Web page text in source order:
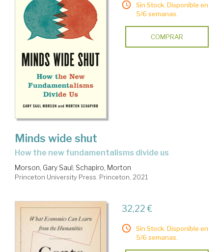
Sin Stock. Disponible en
5/6 semanas.
COMPRAR
Minds wide shut
how the new fundamentalisms divide us
Morson, Gary Saul ; Schapiro, Morton
Princeton University Press. Princeton, 2021
32,22 €
Sin Stock. Disponible en
5/6 semanas.